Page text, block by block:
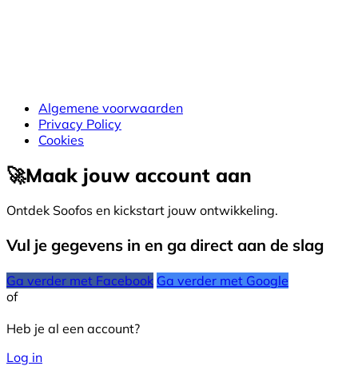
Algemene voorwaarden
Privacy Policy
Cookies
🚀Maak jouw account aan
Ontdek Soofos en kickstart jouw ontwikkeling.
Vul je gegevens in en ga direct aan de slag
Ga verder met Facebook Ga verder met Google
of
Heb je al een account?
Log in